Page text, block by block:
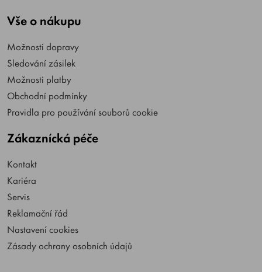
Vše o nákupu
Možnosti dopravy
Sledování zásilek
Možnosti platby
Obchodní podmínky
Pravidla pro používání souborů cookie
Zákaznícká péče
Kontakt
Kariéra
Servis
Reklamační řád
Nastavení cookies
Zásady ochrany osobních údajů